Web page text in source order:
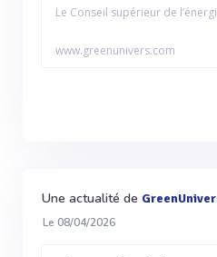
Le Conseil supérieur de
www.greenunivers.com
Une actualité de
Le 08/04/2026